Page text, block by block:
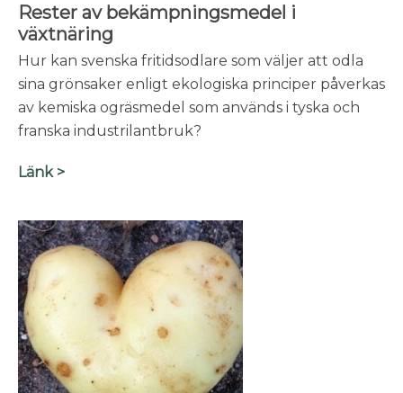
Rester av bekämpningsmedel i
växtnäring
Hur kan svenska fritidsodlare som väljer att odla
sina grönsaker enligt ekologiska principer påverkas
av kemiska ogräsmedel som används i tyska och
franska industrilantbruk?
Länk >